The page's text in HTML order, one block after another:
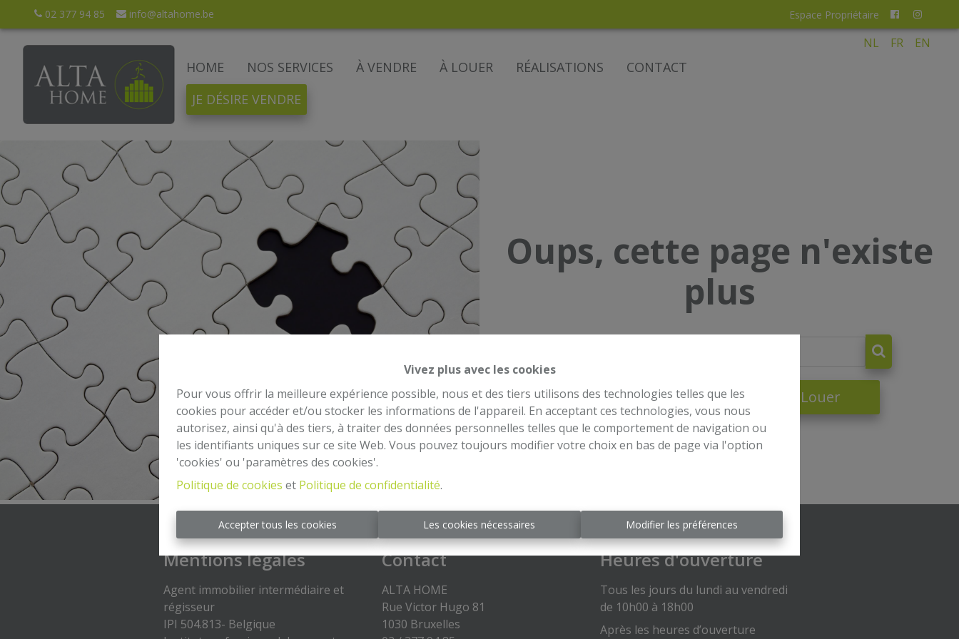
Vivez plus avec les cookies
Pour vous offrir la meilleure expérience possible, nous et des tiers utilisons des technologies telles que les
cookies pour accéder et/ou stocker les informations de l'appareil. En acceptant ces technologies, vous nous
autorisez, ainsi qu'à des tiers, à traiter des données personnelles telles que le comportement de navigation ou
les identifiants uniques sur ce site Web. Vous pouvez toujours modifier votre choix en bas de page via l'option
'cookies' ou 'paramètres des cookies'.
Politique de cookies et Politique de confidentialité.
Accepter tous les cookies Les cookies nécessaires Modifier les préférences
02 377 94 85 info@altahome.be Espace Propriétaire
HOME NOS SERVICES À VENDRE À LOUER RÉALISATIONS
CONTACT
JE DÉSIRE VENDRE
NL FR EN
Oups, cette page n'existe
plus
À Vendre À Louer
Mentions légales
Agent immobilier intermédiaire et
régisseur
IPI 504.813- Belgique
Contact
ALTA HOME
Rue Victor Hugo 81
1030 Bruxelles
Heures d'ouverture
Tous les jours du lundi au vendredi
de 10h00 à 18h00
Après les heures d’ouverture